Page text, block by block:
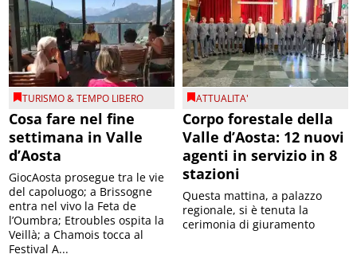
TURISMO & TEMPO LIBERO
Cosa fare nel fine
settimana in Valle
d’Aosta
GiocAosta prosegue tra le vie
del capoluogo; a Brissogne
entra nel vivo la Feta de
l’Oumbra; Etroubles ospita la
Veillà; a Chamois tocca al
Festival A...
ATTUALITA'
Corpo forestale della
Valle d’Aosta: 12 nuovi
agenti in servizio in 8
stazioni
Questa mattina, a palazzo
regionale, si è tenuta la
cerimonia di giuramento